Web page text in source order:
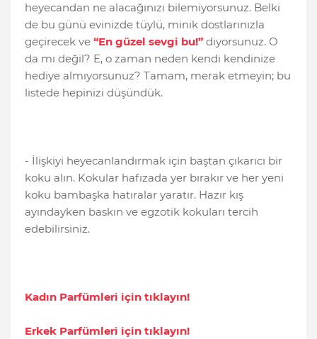
heyecandan ne alacağınızı bilemiyorsunuz. Belki
de bu günü evinizde tüylü, minik dostlarınızla
geçirecek ve “En güzel sevgi bu!” diyorsunuz. O
da mı değil? E, o zaman neden kendi kendinize
hediye almıyorsunuz? Tamam, merak etmeyin; bu
listede hepinizi düşündük.
- İlişkiyi heyecanlandırmak için baştan çıkarıcı bir
koku alın. Kokular hafızada yer bırakır ve her yeni
koku bambaşka hatıralar yaratır. Hazır kış
ayındayken baskın ve egzotik kokuları tercih
edebilirsiniz.
Kadın Parfümleri için tıklayın!
Erkek Parfümleri için tıklayın!